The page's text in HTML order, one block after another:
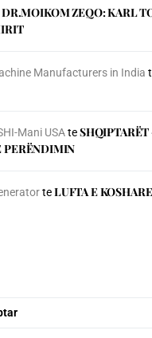
DR.MOIKOM ZEQO: KARL
Manufacturers in India
Mani USAte
PERËNDIMIN
teLUFTA E